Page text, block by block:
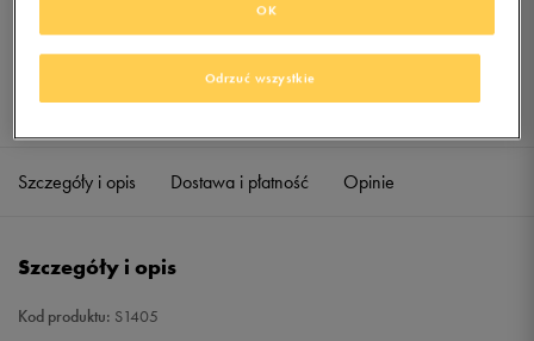
Wybierz rozmiar
Sprawdź dostępność w salonach
Szczegóły i opis Dostawa i płatność Opinie
Szczegóły i opis
Kod produktu: S1405
Odrzuć wszystkie
OK